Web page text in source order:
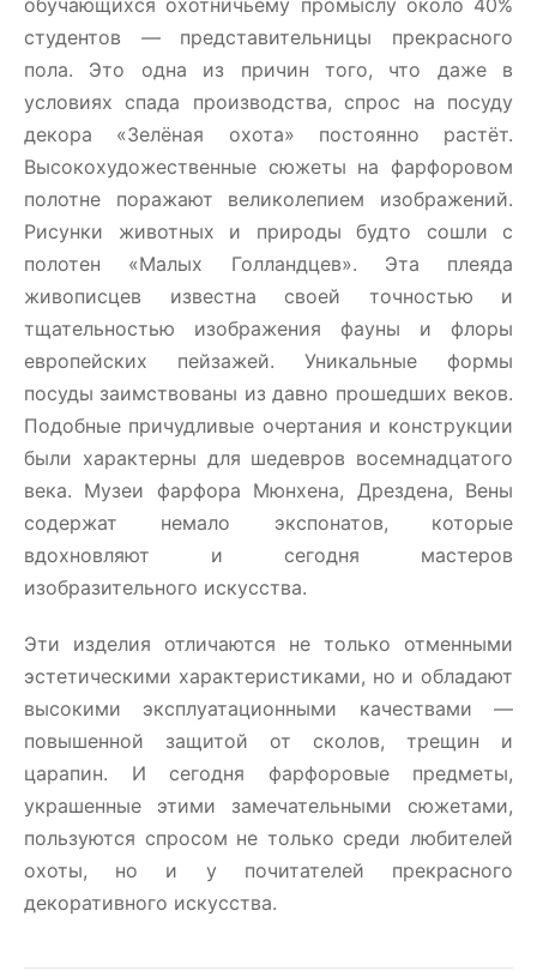
студентов — представительницы прекрасного
пола. Это одна из причин того, что даже в
условиях спада производства, спрос на посуду
декора «Зелёная охота» постоянно растёт.
Высокохудожественные сюжеты на фарфоровом
полотне поражают великолепием изображений.
Рисунки животных и природы будто сошли с
полотен «Малых Голландцев». Эта плеяда
живописцев известна своей точностью и
тщательностью изображения фауны и флоры
европейских пейзажей. Уникальные формы
посуды заимствованы из давно прошедших веков.
Подобные причудливые очертания и конструкции
были характерны для шедевров восемнадцатого
века. Музеи фарфора Мюнхена, Дрездена, Вены
содержат немало экспонатов, которые
вдохновляют и сегодня мастеров
изобразительного искусства.
Эти изделия отличаются не только отменными
эстетическими характеристиками, но и обладают
высокими эксплуатационными качествами —
повышенной защитой от сколов, трещин и
царапин. И сегодня фарфоровые предметы,
украшенные этими замечательными сюжетами,
пользуются спросом не только среди любителей
охоты, но и у почитателей прекрасного
декоративного искусства.